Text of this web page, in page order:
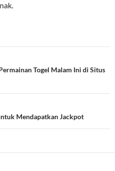
Togel Malam Ini di Situs
Mendapatkan Jackpot